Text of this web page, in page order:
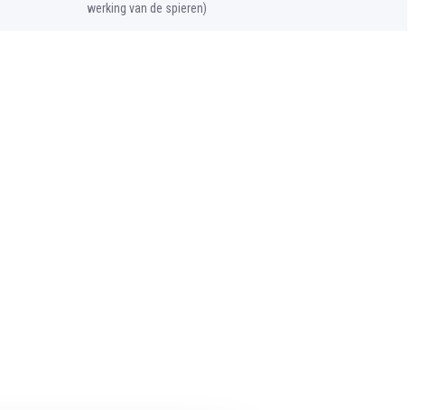
werking van de spieren)